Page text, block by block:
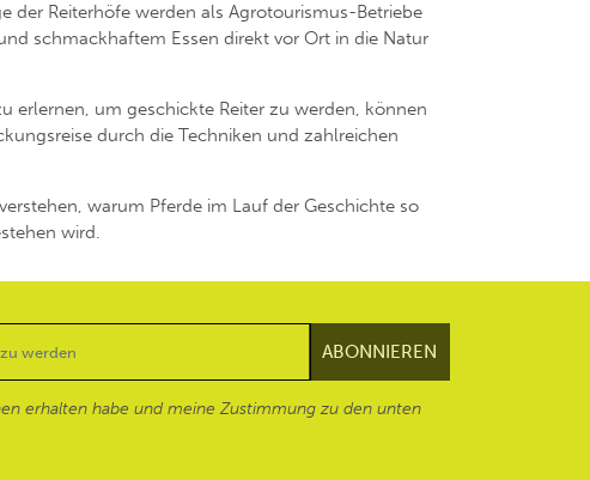
der Reiterhöfe werden als Agrotourismus-Betriebe
schmackhaftem Essen direkt vor Ort in die Natur
erlernen, um geschickte Reiter zu werden, können
durch die Techniken und zahlreichen
warum Pferde im Lauf der Geschichte so
wird.
erhalten habe und meine Zustimmung zu den unten